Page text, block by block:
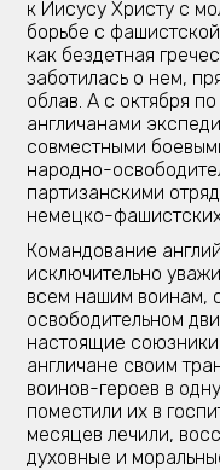
к Иисусу Христу с
борьбе с
как бездетная
заботилась о нем,
облав. А с октября
англичанами
совместными
народно-
партизанскими
немецко-фашистских
Командование
исключительно
всем нашим воинам,
освободительном
настоящие
англичане своим
воинов-героев в
поместили их в
месяцев лечили,
духовные и